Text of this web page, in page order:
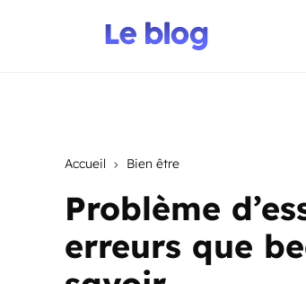
Accueil Bien être
Problème
erreurs que